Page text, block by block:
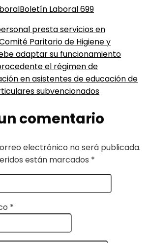
Boletín Laboral 699
presta servicios en
Paritario de Higiene y
adaptar su funcionamiento
el régimen de
en asistentes de educación de
subvencionados
comentario
electrónico no será publicada.
están marcados *
*